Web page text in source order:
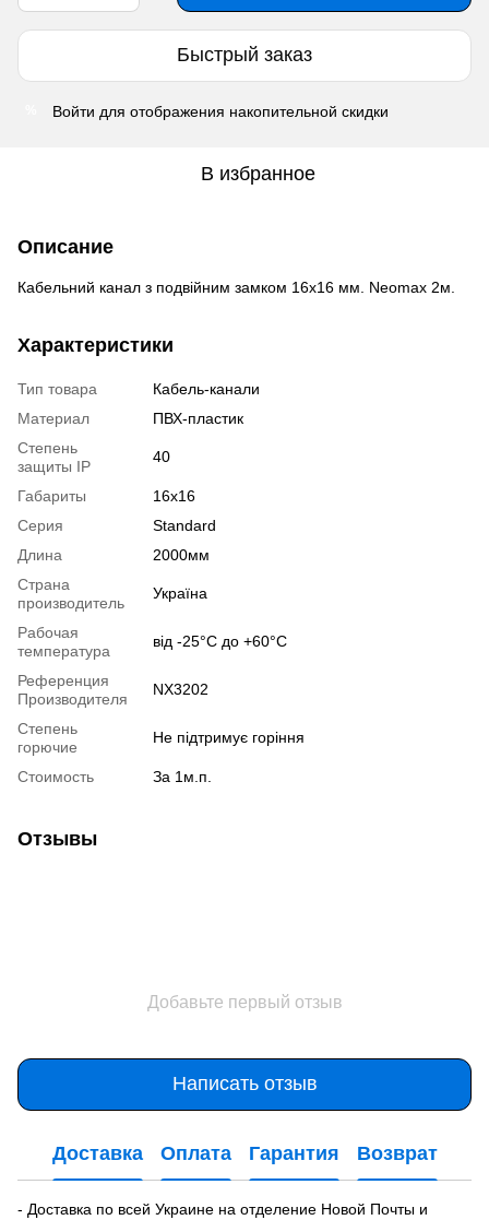
Быстрый заказ
Войти для отображения накопительной скидки
В избранное
Описание
Кабельний канал з подвійним замком 16х16 мм. Neomax 2м.
Характеристики
Тип товара
Кабель-канали
Материал
ПВХ-пластик
Степень
защиты IP
40
Габариты
16х16
Серия
Standard
Длина
2000мм
Страна
производитель
Україна
Рабочая
температура
від -25°С до +60°С
Референция
Производителя
NX3202
Степень
горючие
Не підтримує горіння
Стоимость За 1м.п.
Отзывы
Добавьте первый отзыв
Написать отзыв
Доставка Оплата Гарантия Возврат
- Доставка по всей Украине на отделение Новой Почты и